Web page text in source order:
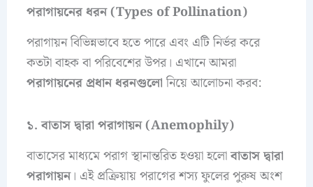
পরাগায়নের ধরন (Types of Pollination)
পরাগায়ন বিভিন্নভাবে হতে পারে এবং এটি নির্ভর করে
কতটা বাহক বা পরিবেশের উপর। এখানে আমরা
পরাগায়নের প্রধান ধরনগুলো নিয়ে আলোচনা করব:
১. বাতাস দ্বারা পরাগায়ন (Anemophily)
বাতাসের মাধ্যমে পরাগ স্থানান্তরিত হওয়া হলোবাতাস দ্বারা
পরাগায়ন। এই প্রক্রিয়ায় পরাগের শস্য ফুলের পুরুষ অংশ